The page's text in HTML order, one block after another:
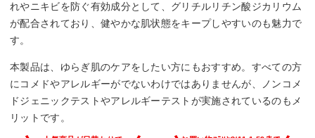
れやニキビを防ぐ有効成分として、グリチルリチン酸ジカリウム
が配合されており、健やかな肌状態をキープしやすいのも魅力で
す。
本製品は、ゆらぎ肌のケアをしたい方にもおすすめ。すべての方
にコメドやアレルギーがでないわけではありませんが、ノンコメ
ドジェニックテストやアレルギーテストが実施されているのもメ
リットです。